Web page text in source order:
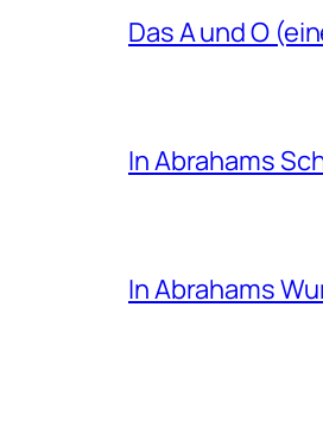
Das A und O
In Abrahams
In Abrahams